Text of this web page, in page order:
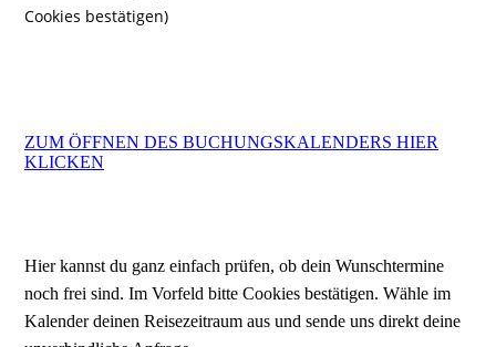
Cookies bestätigen)
Hier kannst du ganz einfach prüfen, ob dein Wunschtermine
noch frei sind. Im Vorfeld bitte Cookies bestätigen. Wähle im
Kalender deinen Reisezeitraum aus und sende uns direkt deine